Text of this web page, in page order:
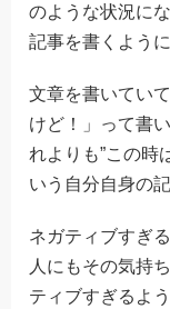
のような状況に
記事を書くよう
文章を書いてい
けど！」って書
れよりも”この時
いう自分自身の
ネガティブすぎ
人にもその気持
ティブすぎるよ